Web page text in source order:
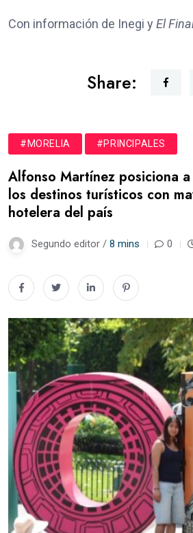
Con información de Inegi y El
Share:
#MORELIA #PRINCIPALES
Alfonso Martínez posiciona
los destinos turísticos con
hotelera del país
Segundo editor / 8 mins 0